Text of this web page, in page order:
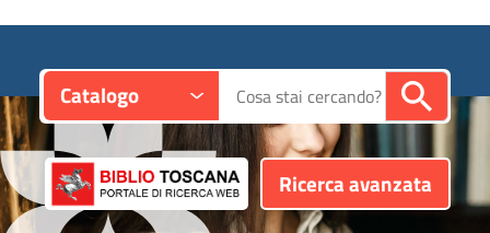
Catalogo Cerca su "Catalogo"
Ricerca avanzata